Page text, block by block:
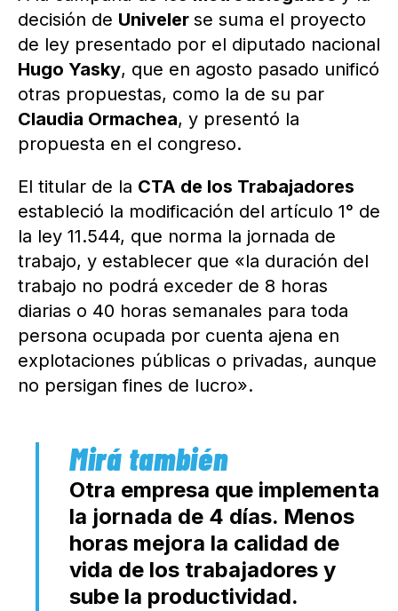
decisión de Univeler se suma el proyecto
de ley presentado por el diputado nacional
Hugo Yasky, que en agosto pasado unificó
otras propuestas, como la de su par
Claudia Ormachea, y presentó la
propuesta en el congreso.
El titular de la CTA de los Trabajadores
estableció la modificación del artículo 1° de
la ley 11.544, que norma la jornada de
trabajo, y establecer que «la duración del
trabajo no podrá exceder de 8 horas
diarias o 40 horas semanales para toda
persona ocupada por cuenta ajena en
explotaciones públicas o privadas, aunque
no persigan fines de lucro».
Otra empresa que implementa
la jornada de 4 días. Menos
horas mejora la calidad de
vida de los trabajadores y
sube la productividad.